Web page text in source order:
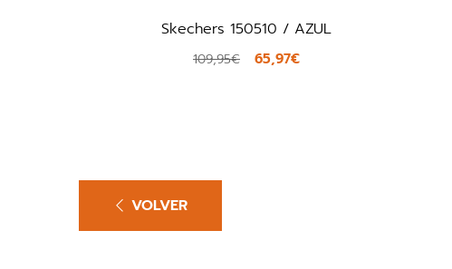
New Balance U370DC / GRIS
VOLVER